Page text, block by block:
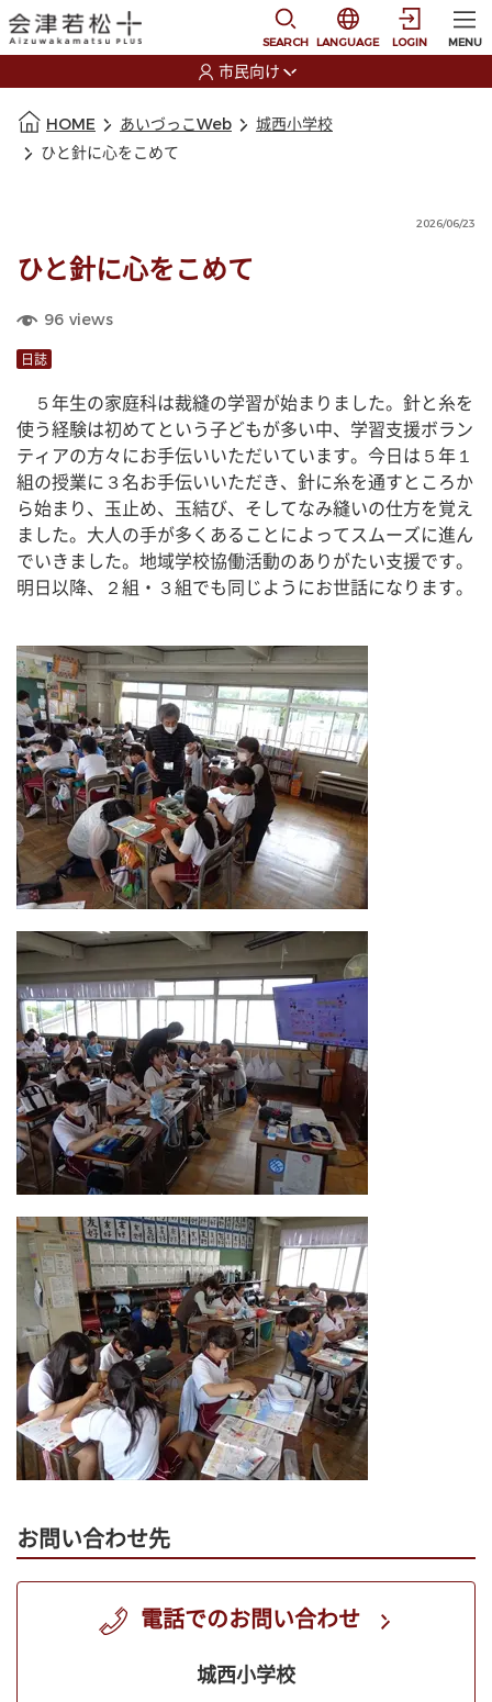
SEARCH
選択すると言語の切
LANGUAGE LOGIN MENU
市民向け
HOME あいづっこWeb
城西小学校
ひと針に心をこめて
2026/06/23
ひと針に心をこめて
96 views
日誌
５年生の家庭科は裁縫の学習が始まりました。針と糸を
使う経験は初めてという子どもが多い中、学習支援ボラン
ティアの方々にお手伝いいただいています。今日は５年１
組の授業に３名お手伝いいただき、針に糸を通すところか
ら始まり、玉止め、玉結び、そしてなみ縫いの仕方を覚え
ました。大人の手が多くあることによってスムーズに進ん
でいきました。地域学校協働活動のありがたい支援です。
明日以降、２組・３組でも同じようにお世話になります。
お問い合わせ先
電話でのお問い合わせ
城西小学校